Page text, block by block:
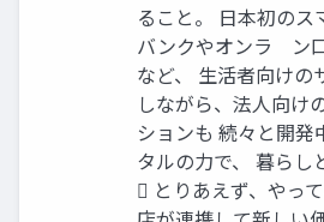
ること。 日本初のス
バンクやオンラ゗ン
など、 生活者向けの
しながら、法人向け
ションも 続々と開発
タルの力で、 暮らし
 とりあえず、やっ